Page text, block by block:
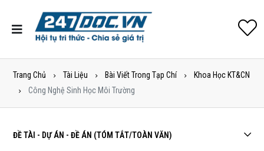
Trang Chủ Tài Liệu Bài Viết Trong Tạp Chí
Khoa Học KT&CN
Công Nghệ Sinh Học Môi Trường
ĐỀ TÀI - DỰ ÁN - ĐỀ ÁN (TÓM TẮT/TOÀN VĂN)